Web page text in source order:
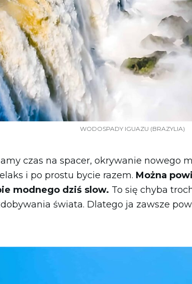
WODOSPADY IGUAZU (BRAZYLIA)
czas na spacer, okrywanie nowego
i po prostu bycie razem. Można
modnego dziś slow. To się chyba
świata. Dlatego ja zawsze